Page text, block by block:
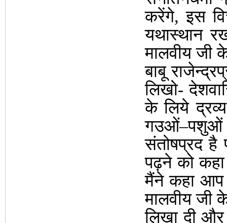
करेंगे, इस
यथास्थान
मालवीय जी
बाबू
लिखो-
के लिये
गउओं–पशुओं
संतोषप्रद है
पढ़ने को
मैंने कहा आप
मालवीय जी
लिखा दी